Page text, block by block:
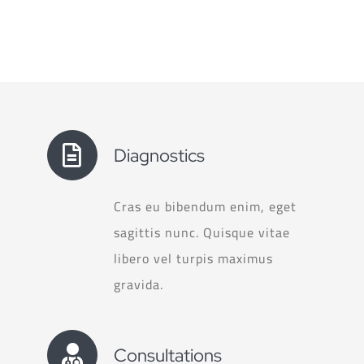
Diagnostics
Cras eu bibendum enim, eget
sagittis nunc. Quisque vitae
libero vel turpis maximus
gravida.
Consultations